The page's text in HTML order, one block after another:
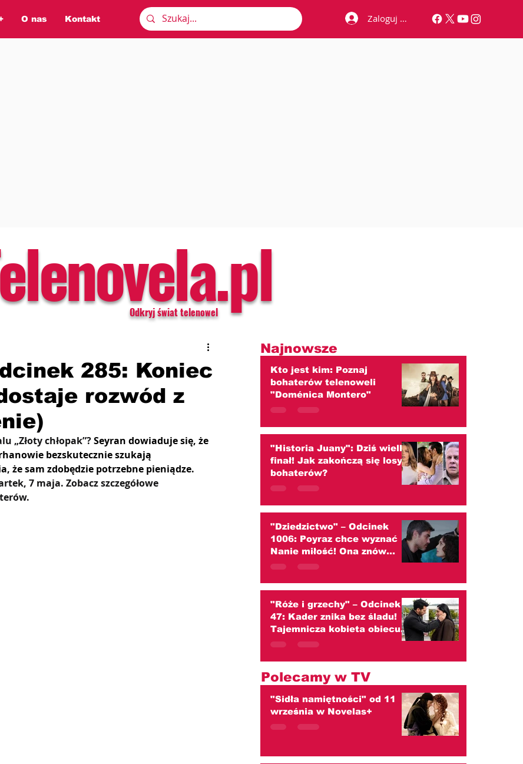
O nas Kontakt Zaloguj się
Odkryj świat telenowel
285: Koniec
rozwód z
„Złoty chłopak”? Seyran dowiaduje się, że
bezskutecznie szukają
że sam zdobędzie potrzebne pieniądze.
7 maja. Zobacz szczegółowe
Najnowsze
Kto jest kim: Poznaj
bohaterów telenoweli
"Doménica Montero"
"Historia Juany": Dziś wielki
finał! Jak zakończą się losy
bohaterów?
"Dziedzictwo" – Odcinek
1006: Poyraz chce wyznać
Nanie miłość! Ona znów
przed nim ucieka
"Róże i grzechy" – Odcinek
47: Kader znika bez śladu!
Tajemnicza kobieta obiecuje
zaprowadzić ją do ojca
Polecamy w TV
"Sidła namiętności" od 11
września w Novelas+